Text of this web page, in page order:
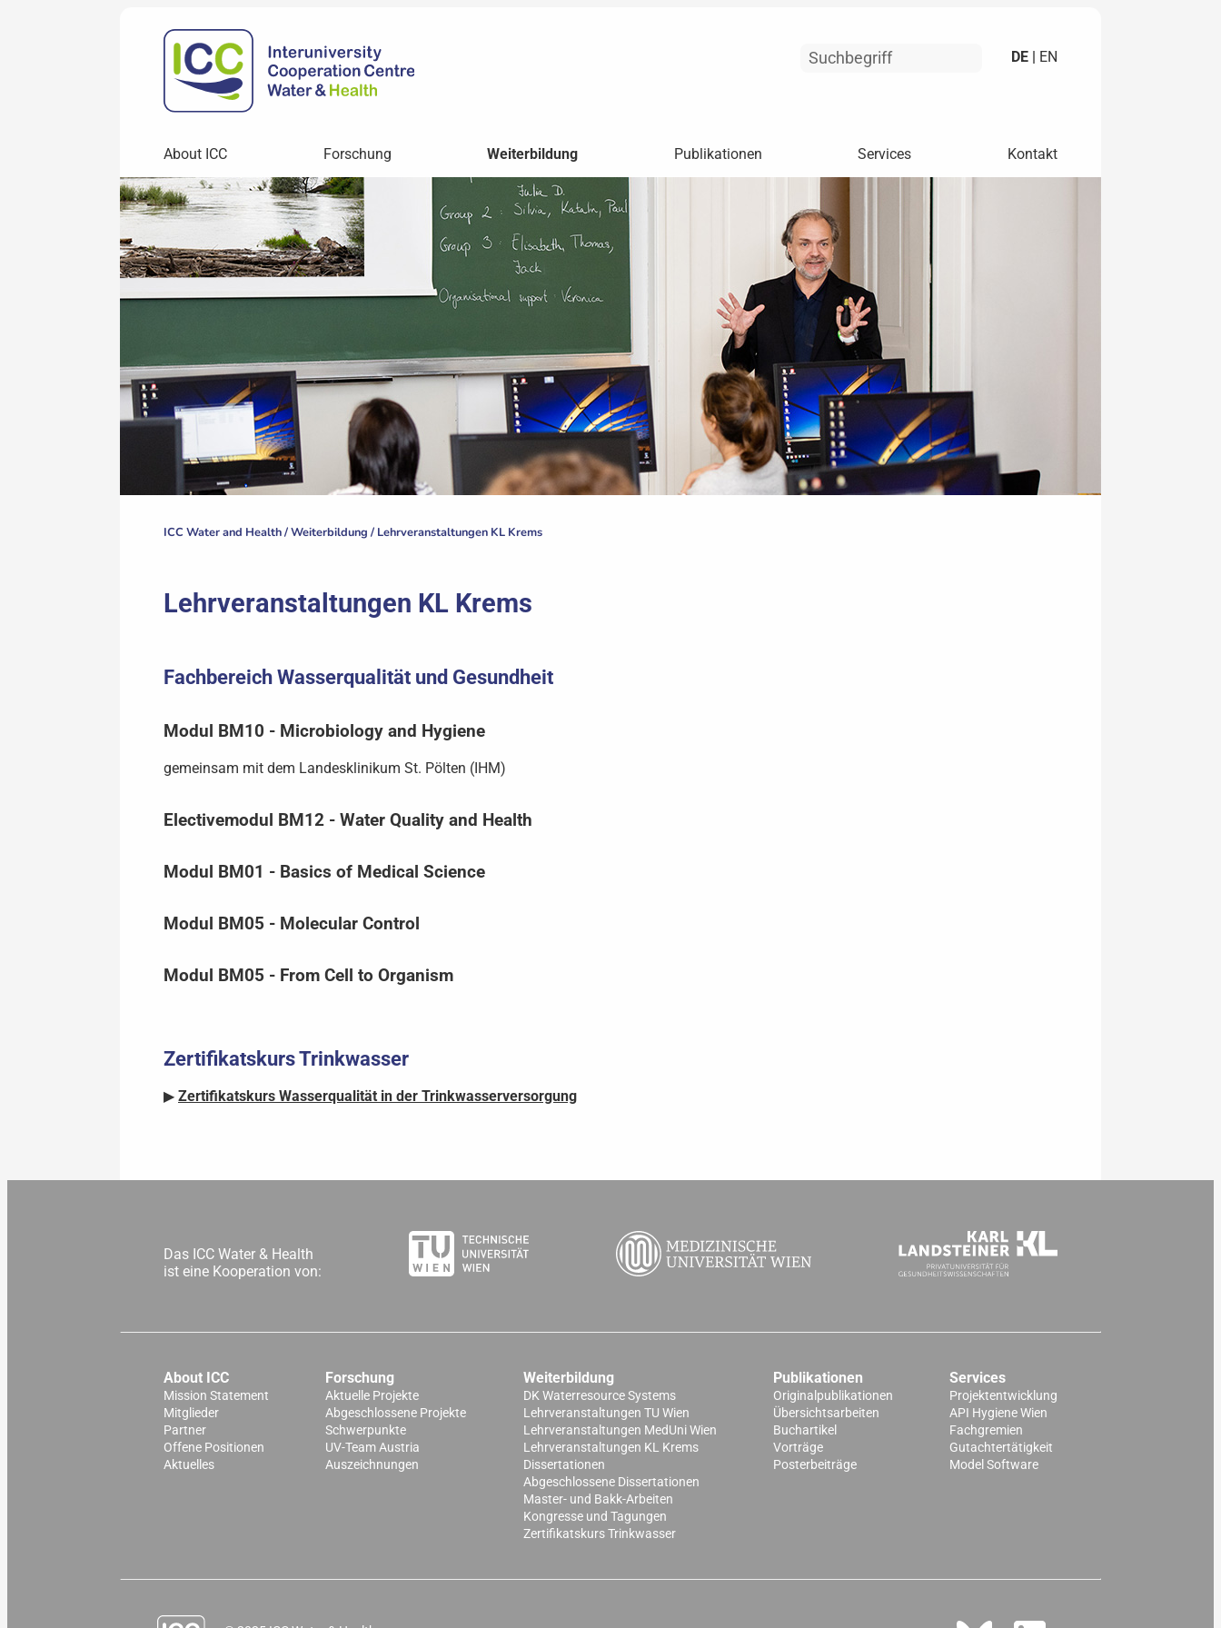
DE | EN
About ICC Forschung Weiterbildung Publikationen Services Kontakt
ICC Water and Health /Weiterbildung / Lehrveranstaltungen KL Krems
Lehrveranstaltungen KL Krems
Fachbereich Wasserqualität und Gesundheit
Modul BM10 - Microbiology and Hygiene
gemeinsam mit dem Landesklinikum St. Pölten (IHM)
Electivemodul BM12 - Water Quality and Health
Modul BM01 - Basics of Medical Science
Modul BM05 - Molecular Control
Modul BM05 - From Cell to Organism
Zertifikatskurs Trinkwasser
▶ Zertifikatskurs Wasserqualität in der Trinkwasserversorgung
Das ICC Water & Health
ist eine Kooperation von:
About ICC
Mission Statement
Mitglieder
Partner
Offene Positionen
Aktuelles
Forschung
Aktuelle Projekte
Abgeschlossene Projekte
Schwerpunkte
UV-Team Austria
Auszeichnungen
Weiterbildung
DK Waterresource Systems
Lehrveranstaltungen TU Wien
Lehrveranstaltungen MedUni Wien
Lehrveranstaltungen KL Krems
Dissertationen
Abgeschlossene Dissertationen
Master- und Bakk-Arbeiten
Kongresse und Tagungen
Zertifikatskurs Trinkwasser
Publikationen
Originalpublikationen
Übersichtsarbeiten
Buchartikel
Vorträge
Posterbeiträge
Services
Projektentwicklung
API Hygiene Wien
Fachgremien
Gutachtertätigkeit
Model Software